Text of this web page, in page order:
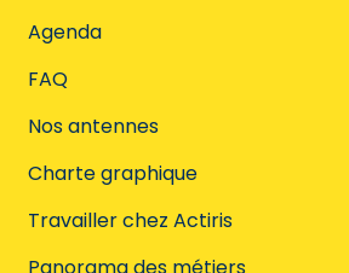
Agenda
FAQ
Nos antennes
Charte graphique
Travailler chez Actiris
Panorama des métiers